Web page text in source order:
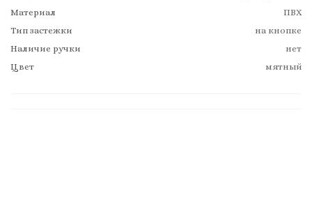
Материал
ПВХ
Тип застежки
на кнопке
Наличие ручки
нет
Цвет
мятный